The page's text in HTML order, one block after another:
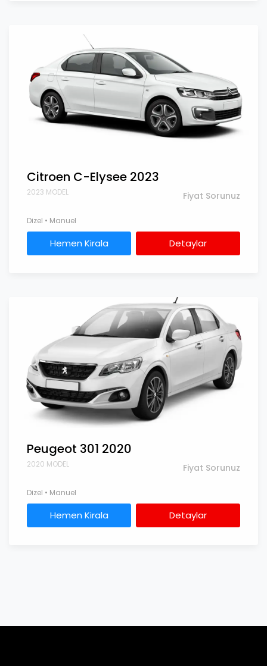
Citroen C-Elysee 2023
2023 MODEL Fiyat Sorunuz
Dizel • Manuel
Hemen Kirala Detaylar
Peugeot 301 2020
2020 MODEL Fiyat Sorunuz
Dizel • Manuel
Hemen Kirala Detaylar